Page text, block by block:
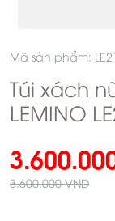
Mã sản phẩm:
Túi xách
LEMINO
3.600.000 VND